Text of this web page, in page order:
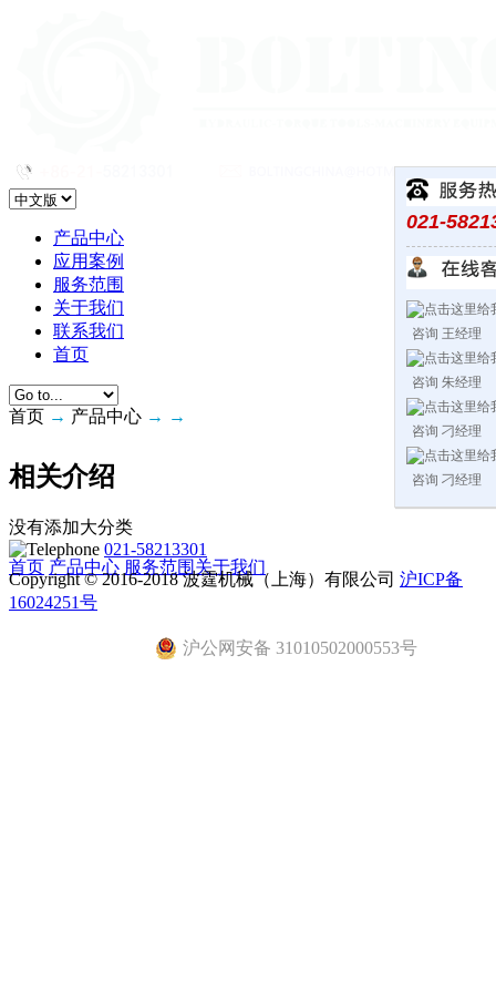
产品中心
应用案例
服务范围
关于我们
联系我们
首页
首页 → 产品中心 → →
相关介绍
没有添加大分类
021-58213301
首页 产品中心 服务范围关于我们
Copyright © 2016-2018 波霆机械（上海）有限公司 沪ICP备
16024251号
沪公网安备 31010502000553号
021-
咨询 王经理
咨询 朱经理
咨询 刁经理
咨询 刁经理